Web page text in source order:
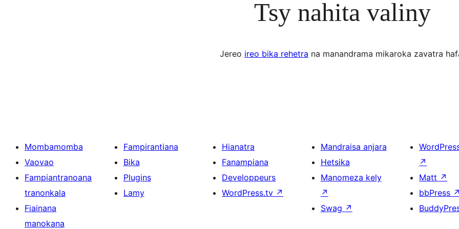
Tsy nahita valiny
Jereo ireo bika rehetra na manandrama mikaroka zavatra
Mombamomba
Vaovao
Fampiantranoana
tranonkala
Fiainana
manokana
Fampirantiana
Bika
Plugins
Lamy
Hianatra
Fanampiana
Developpeurs
WordPress.tv ↗
Mandraisa anjara
Hetsika
Manomeza kely
↗
Swag ↗
↗
Matt ↗
bbPress ↗